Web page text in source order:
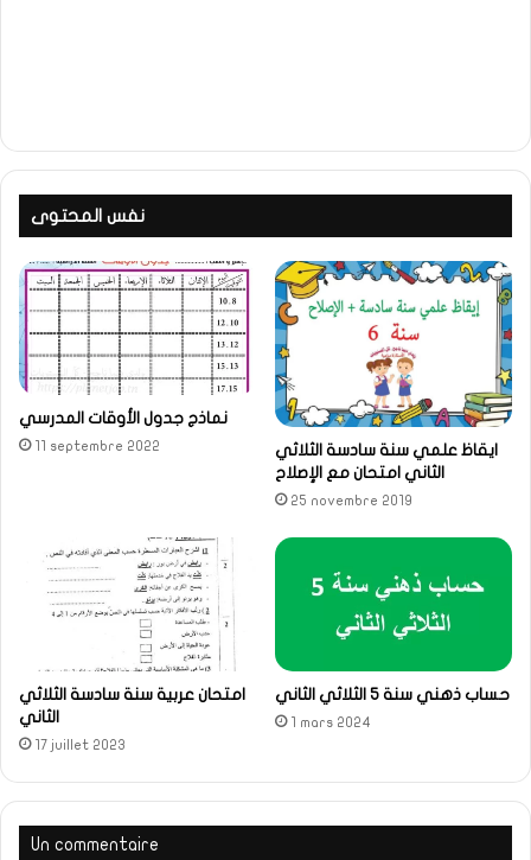
نفس المحتوى
نماذج جدول الأوقات المدرسي
11 septembre 2022
ايقاظ علمي سنة سادسة الثلاثي
الثاني امتحان مع الإصلاح
25 novembre 2019
امتحان عربية سنة سادسة الثلاثي
الثاني
17 juillet 2023
حساب ذهني سنة 5 الثلاثي الثاني
1 mars 2024
Un commentaire